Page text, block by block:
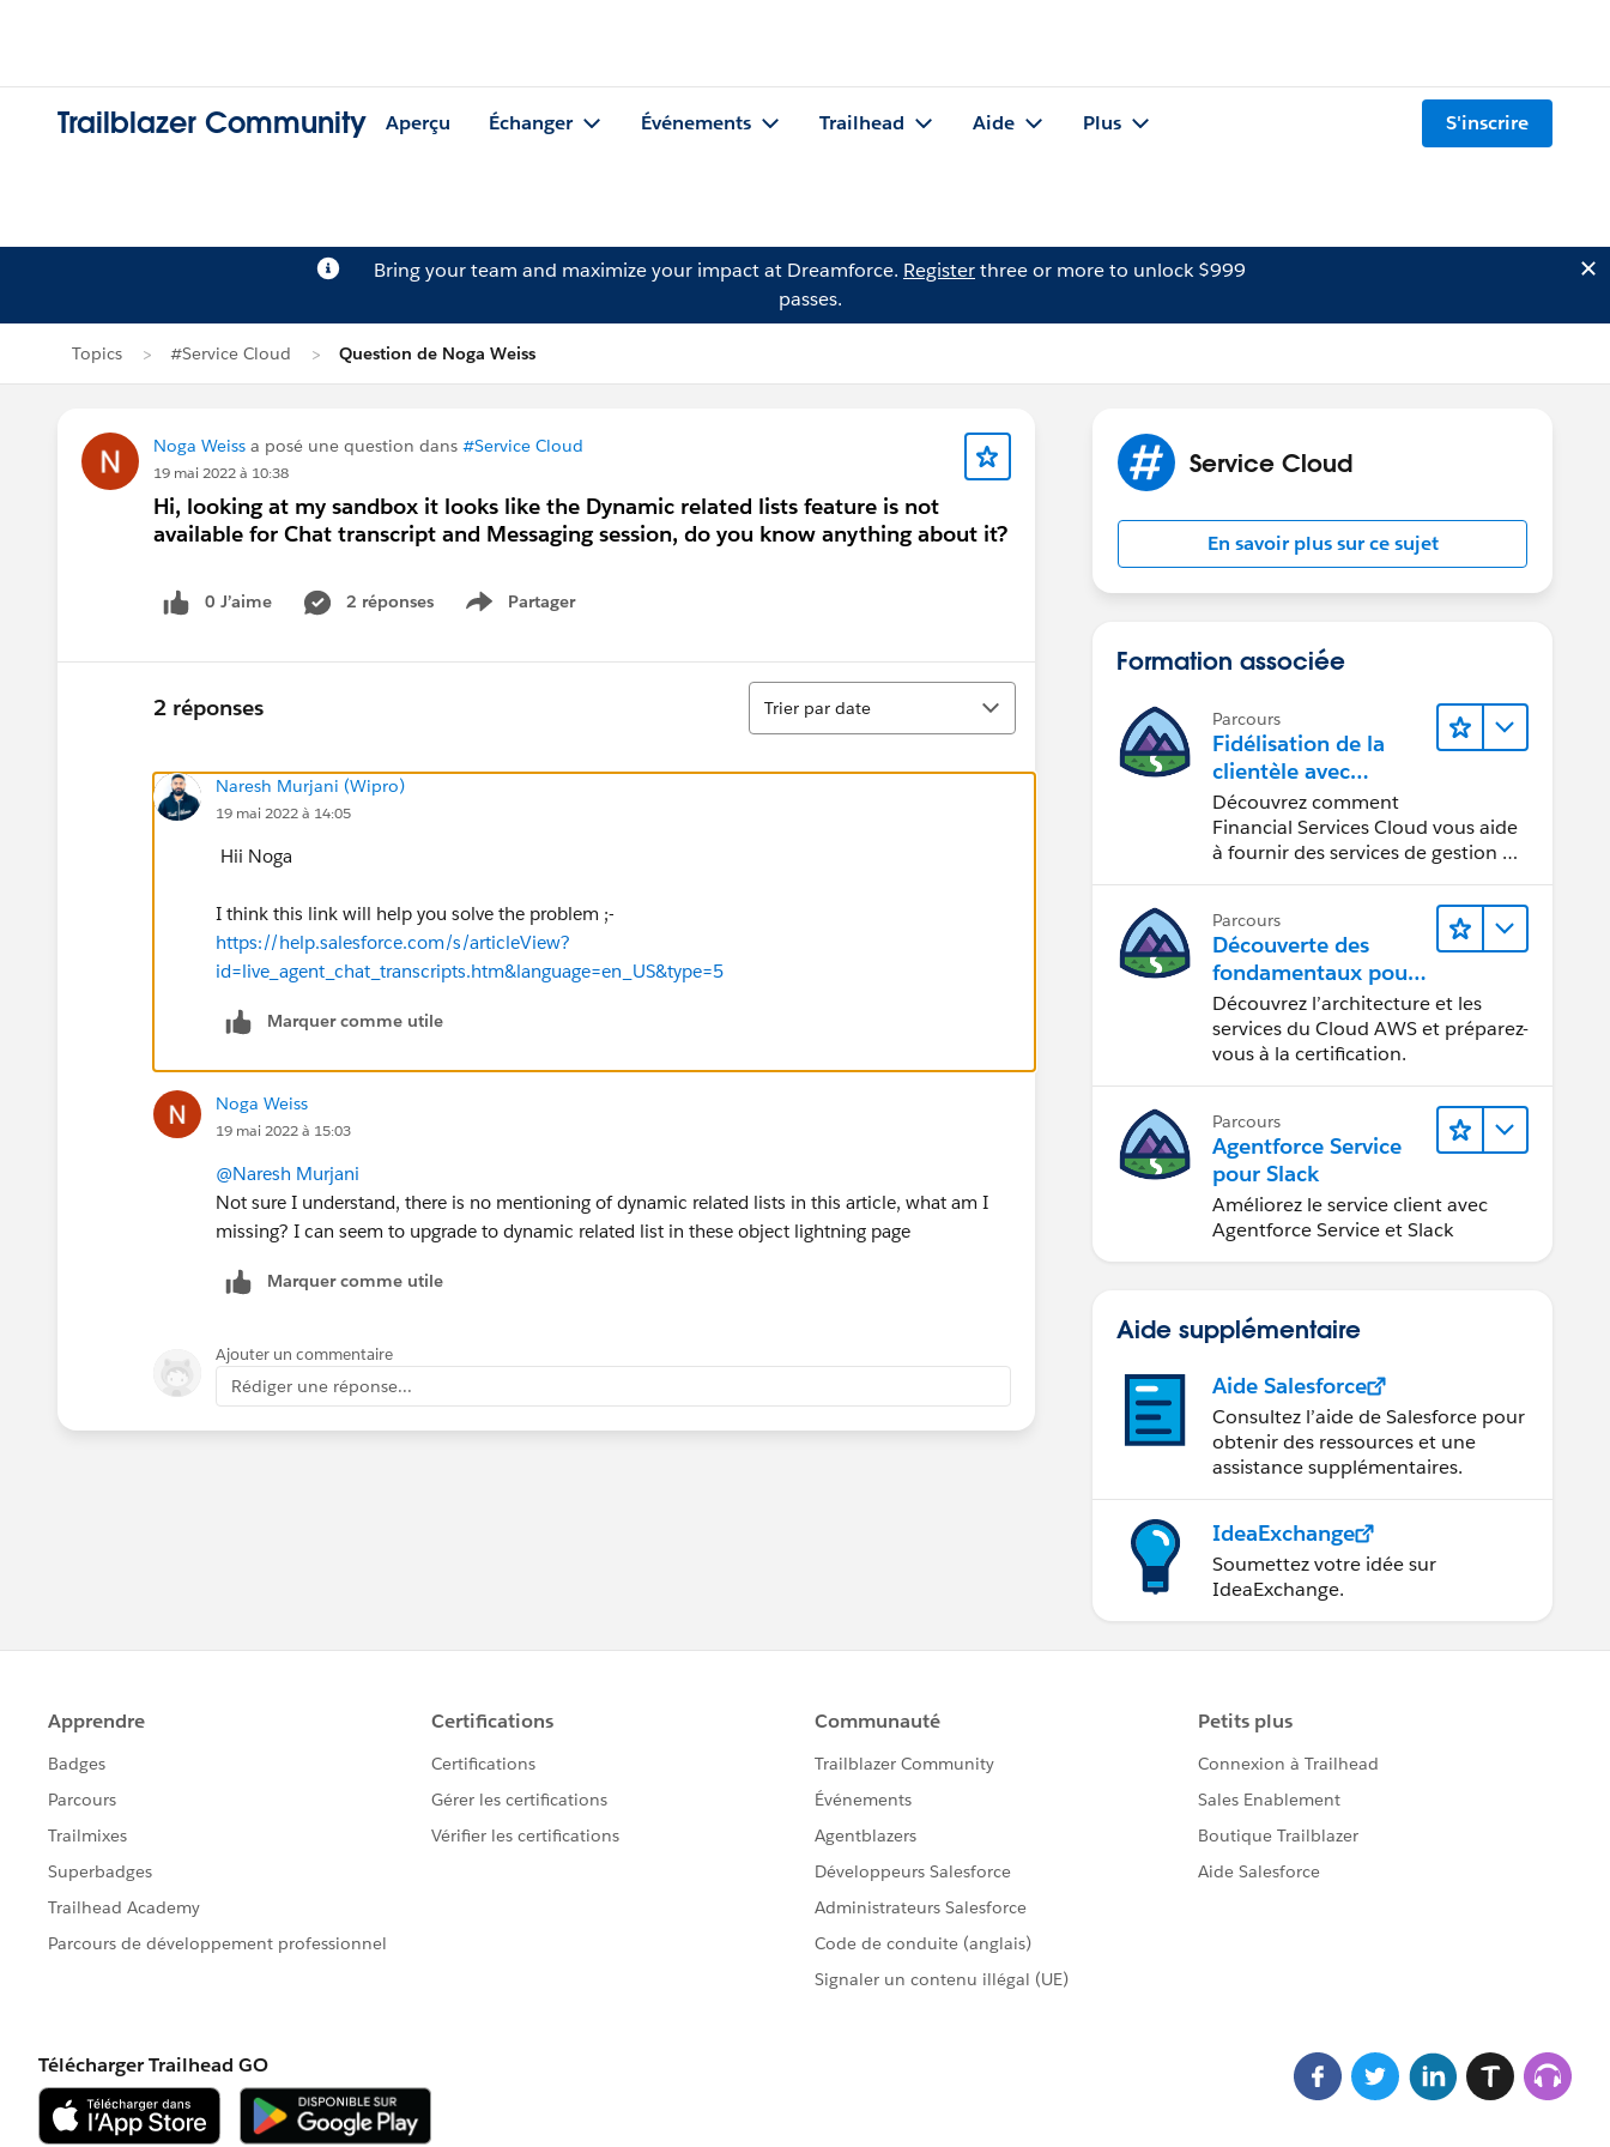
Trailblazer Community Aperçu Échanger Événements Trailhead Aide Plus S'inscrire
Bring your team and maximize your impact at Dreamforce. Registerthree or more to unlock $999
passes.
Topics #Service Cloud Question de Noga Weiss
Noga Weiss a posé une question dans #Service Cloud
19 mai 2022 à 10:38
Hi, looking at my sandbox it looks like the Dynamic related lists feature is not
available for Chat transcript and Messaging session, do you know anything about it?
0 J’aime 2 réponses Partager
Show menu
2 réponses
Tri
Trier par date
Naresh Murjani (Wipro)
19 mai 2022 à 14:05
Hii Noga
I think this link will help you solve the problem ;-
https://help.salesforce.com/s/articleView?
id=live_agent_chat_transcripts.htm&language=en_US&type=5
Marquer comme utile
Noga Weiss
19 mai 2022 à 15:03
@Naresh Murjani
Not sure I understand, there is no mentioning of dynamic related lists in this article, what am I
missing? I can seem to upgrade to dynamic related list in these object lightning page
Marquer comme utile
Ajouter un commentaire
Rédiger une réponse...
Service Cloud
En savoir plus sur ce sujet
Formation associée
Parcours
Fidélisation de la
clientèle avec
Financial Services Cl
oud
Découvrez comment
Financial Services Cloud vous aide
à fournir des services de gestion de
Parcours
Découverte des
fondamentaux pour
devenir
Cloud Practitioner A
WS
Découvrez l’architecture et les
services du Cloud AWS et préparez-
vous à la certification.
Parcours
Agentforce Service
pour Slack
Améliorez le service client avec
Agentforce Service et Slack
Aide supplémentaire
Aide Salesforce
Consultez l’aide de Salesforce pour
obtenir des ressources et une
assistance supplémentaires.
IdeaExchange
Soumettez votre idée sur
IdeaExchange.